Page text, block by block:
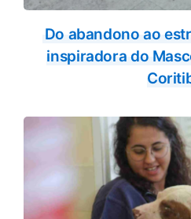
Do abandono ao
inspiradora do